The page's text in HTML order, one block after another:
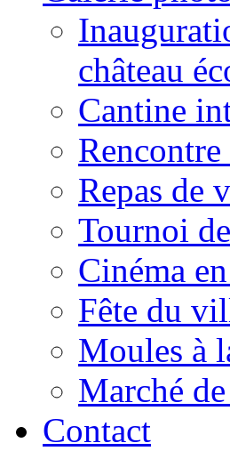
château
Cantine
Repas de
Tournoi
Cinéma
Fête du
Moules à
Marché
Contact